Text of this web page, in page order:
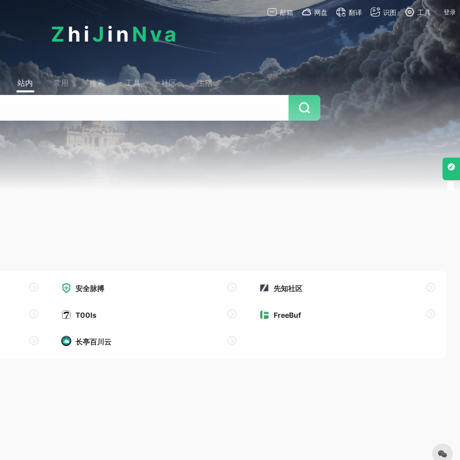
邮箱 网盘 翻译 识图 工具 登录
Z hiJ in Nva
站内 常用 搜索 工具 社区 生活
安全脉搏 先知社区
T00ls FreeBuf
长亭百川云